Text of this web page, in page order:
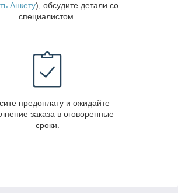
Анкету), обсудите детали со
специалистом.
предоплату и ожидайте
заказа в оговоренные
сроки.